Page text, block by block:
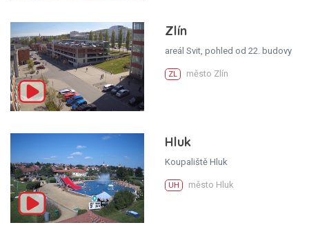
Zlín
areál Svit, pohled od 22. budovy
ZL město Zlín
Hluk
Koupaliště Hluk
UH město Hluk